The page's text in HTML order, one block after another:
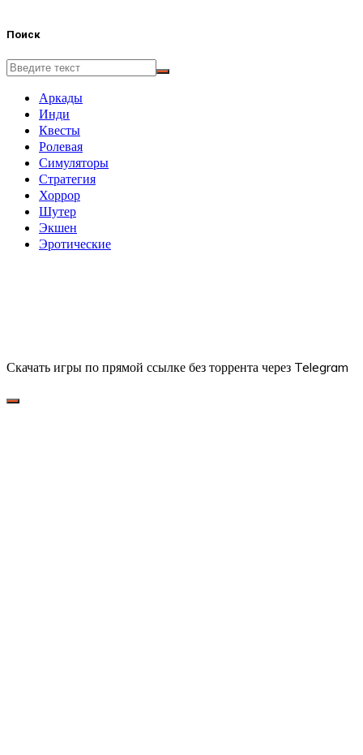
Поиск
Аркады
Инди
Квесты
Ролевая
Симуляторы
Стратегия
Хоррор
Шутер
Экшен
Эротические
Скачать игры по прямой ссылке без торрента через Telegram